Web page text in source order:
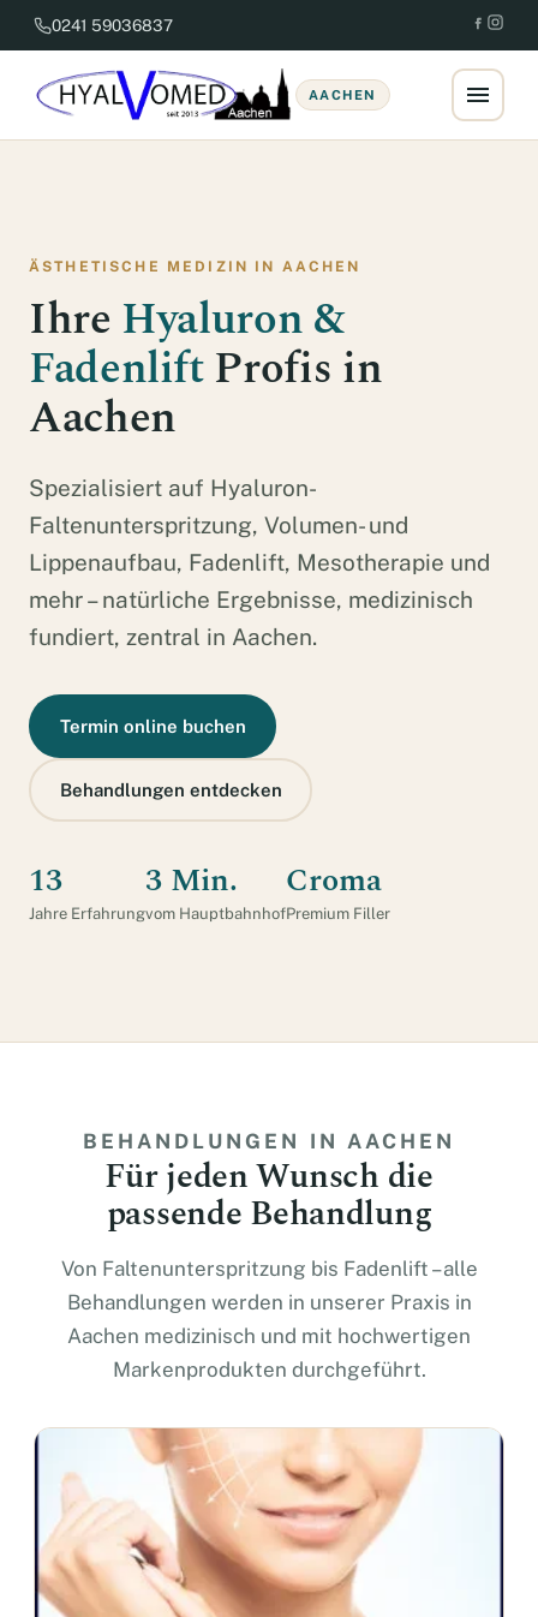
0241 59036837
AACHEN
ÄSTHETISCHE MEDIZIN IN AACHEN
Ihre Hyaluron &
FadenliftProfis in
Aachen
Spezialisiert auf Hyaluron-
Faltenunterspritzung, Volumen- und
Lippenaufbau, Fadenlift, Mesotherapie und
mehr – natürliche Ergebnisse, medizinisch
fundiert, zentral in Aachen.
Termin online buchen
Behandlungen entdecken
13
Jahre Erfahrung
3 Min.
vom Hauptbahnhof
Croma
Premium Filler
BEHANDLUNGEN IN AACHEN
Für jeden Wunsch die
passende Behandlung
Von Faltenunterspritzung bis Fadenlift – alle
Behandlungen werden in unserer Praxis in
Aachen medizinisch und mit hochwertigen
Markenprodukten durchgeführt.